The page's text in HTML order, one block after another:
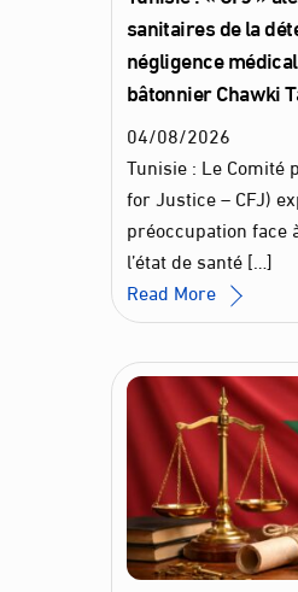
sanitaires de la
négligence
bâtonnier Chawki
04/08/2026
Tunisie : Le Comité
for Justice – CFJ)
préoccupation face
l’état de santé […]
Read More